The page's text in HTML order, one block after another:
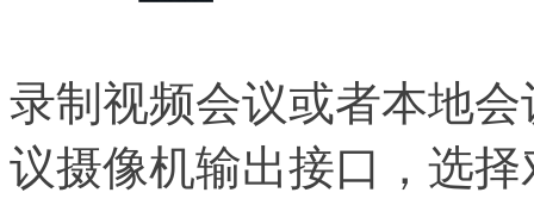
录制视频会议或者本地
议摄像机输出接口，选